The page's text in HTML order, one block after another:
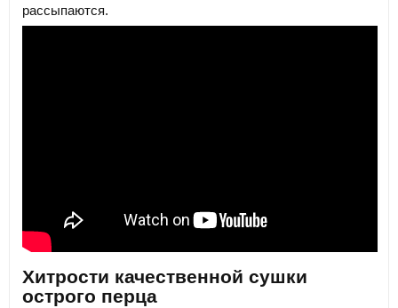
рассыпаются.
Хитрости качественной сушки
острого перца